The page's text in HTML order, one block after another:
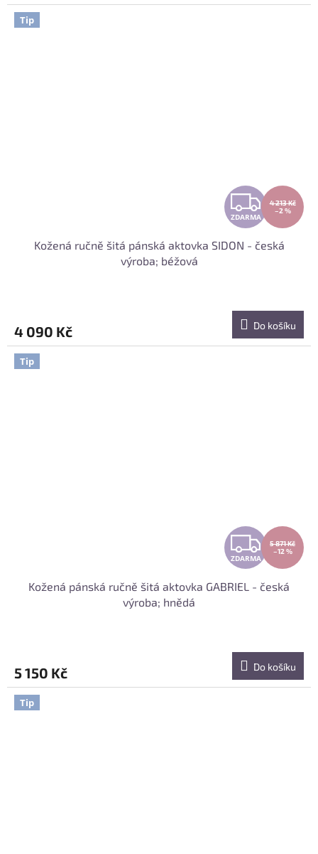
Tip
Z
D
M
A
ZDARMA
4 213 Kč
–2 %
Kožená ručně šitá pánská aktovka SIDON - česká
výroba; béžová
4 090 Kč Do košíku
Tip
Z
D
M
A
ZDARMA
5 871 Kč
–12 %
Kožená pánská ručně šitá aktovka GABRIEL - česká
výroba; hnědá
5 150 Kč Do košíku
Tip